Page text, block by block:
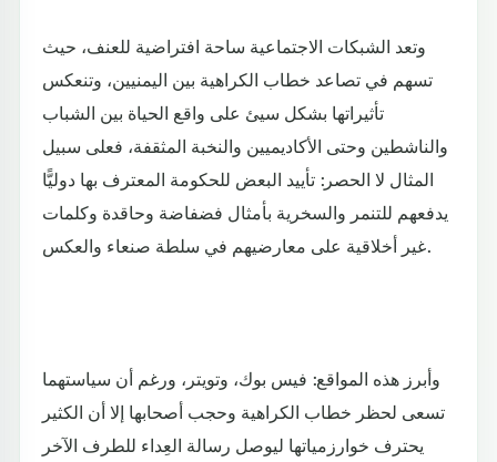
وتعد الشبكات الاجتماعية ساحة افتراضية للعنف، حيث
تسهم في تصاعد خطاب الكراهية بين اليمنيين، وتنعكس
تأثيراتها بشكل سيئ على واقع الحياة بين الشباب
والناشطين وحتى الأكاديميين والنخبة المثقفة، فعلى سبيل
المثال لا الحصر: تأييد البعض للحكومة المعترف بها دوليًّا
يدفعهم للتنمر والسخرية بأمثال فضفاضة وحاقدة وكلمات
غير أخلاقية على معارضيهم في سلطة صنعاء والعكس.
وأبرز هذه المواقع: فيس بوك، وتويتر، ورغم أن سياستهما
تسعى لحظر خطاب الكراهية وحجب أصحابها إلا أن الكثير
يحترف خوارزمياتها ليوصل رسالة العِداء للطرف الآخر